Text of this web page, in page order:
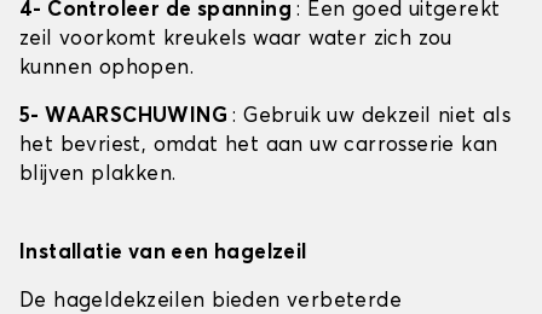
4- Controleer de spanning: Een goed uitgerekt
zeil voorkomt kreukels waar water zich zou
kunnen ophopen.
5- WAARSCHUWING: Gebruik uw dekzeil niet als
het bevriest, omdat het aan uw carrosserie kan
blijven plakken.
Installatie van een hagelzeil
De hageldekzeilen bieden verbeterde